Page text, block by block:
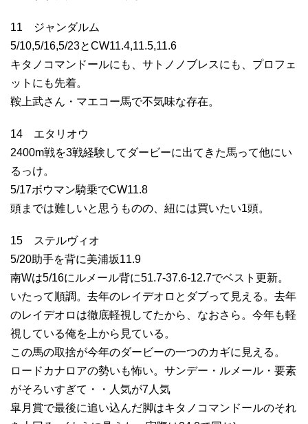
11 ジャンダルム
5/10,5/16,5/23とCW11.4,11.5,11.6
キタノコマンドールにも、サトノノブレスにも、プロフェ
ットにも先着。
鞍上武さん・マエコー馬で不気味な存在。
14 エタリオウ
2400m戦を3戦経験してダービーに出てきた馬って他にい
るっけ。
5/17ボウマン騎乗でCW11.8
頭までは難しいと思うものの、紐には買いたい1頭。
15 ステルヴィオ
5/20助手を背に美浦坂11.9
南Wは5/16にルメール背に51.7-37.6-12.7でベスト更新。
いたって順調。去年のレイデオロとダブって見える。去年
のレイデオロは徹底軽視してたから、なおさら。今年も軽
視している俺を上から見ている。
この馬の取捨が今年のダービーの一つのカギに見える。
ロードカナロアの勢いも怖い。サンデー・ルメール・要素
がそろいすぎて・・人気が7人気
皐月賞で最後に追い込んだ脚はキタノコマンドールのそれ